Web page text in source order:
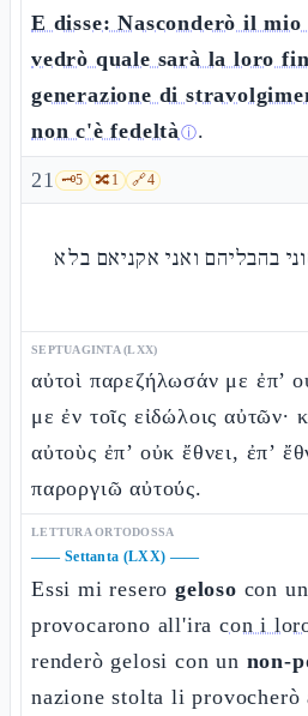
E disse: Nasconderò il
vedrò quale sarà la loro
generazione di
non c'è fedeltàⓘ.
21 🗝️5 🔀1 🔗4
בהבליהם ואני אקניאם בלא
SEPTUAGINTA (LXX)
αὐτοὶ παρεζήλωσάν με ἐπ’
με ἐν τοῖς εἰδώλοις
αὐτοὺς ἐπ’ οὐκ ἔθνει, ἐπ’
παροργιῶ αὐτούς.
LETTURA ORTODOSSA
—— Settanta (LXX) ——
Essi mi resero geloso con
provocarono all'iracon i
renderò gelosi con un non-
nazione stolta li